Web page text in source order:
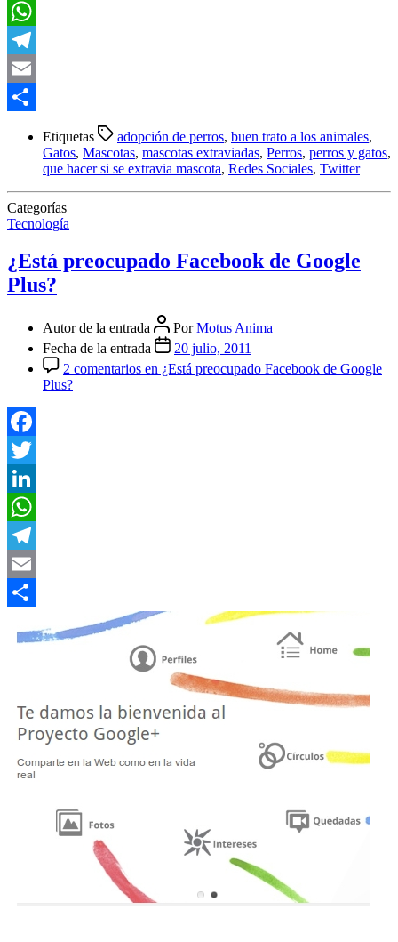
LinkedIn
WhatsApp
Telegram
Email
Etiquetas adopción de perros, buen trato a los animales,
Gatos, Mascotas, mascotas extraviadas, Perros, perros y gatos,
que hacer si se extravia mascota, Redes Sociales, Twitter
Categorías
Tecnología
¿Está preocupado Facebook de Google
Plus?
Autor de la entrada PorMotus Anima
Fecha de la entrada
20 julio, 2011
2 comentarios en ¿Está preocupado Facebook de Google
Plus?
Facebook
Twitter
LinkedIn
WhatsApp
Telegram
Email